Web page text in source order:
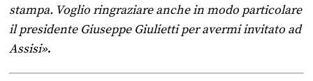
stampa. Voglio ringraziare anche in modo particolare
il presidente Giuseppe Giulietti per avermi invitato ad
Assisi».